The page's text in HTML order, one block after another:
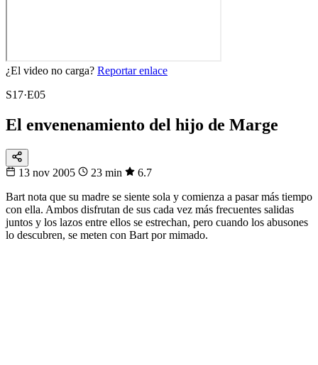
¿El video no carga? Reportar enlace
S17·E05
El envenenamiento del hijo de Marge
13 nov 2005 23 min
6.7
Bart nota que su madre se siente sola y comienza a pasar más tiempo
con ella. Ambos disfrutan de sus cada vez más frecuentes salidas
juntos y los lazos entre ellos se estrechan, pero cuando los abusones
lo descubren, se meten con Bart por mimado.